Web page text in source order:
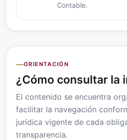
Contable.
ORIENTACIÓN
¿Cómo consultar la
El contenido se encuentra
facilitar la navegación
jurídica vigente de cada
transparencia.